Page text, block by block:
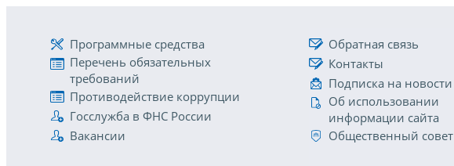
Программные средства
Перечень обязательных
требований
Противодействие коррупции
Госслужба в ФНС России
Вакансии
Обратная связь
Контакты
Подписка на новости
Об использовании
информации сайта
Общественный совет